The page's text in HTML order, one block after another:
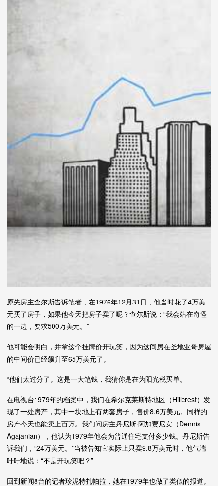
原先房主查尔斯告诉笔者，在1976年12月31日，他当时花了4万美
元买了房子，如果他今天把房子卖了呢？查尔斯说：“我会站在奇怪
的一边，要求500万美元。”
他可能会明白，并拿这个挂牌价开玩笑，因为这间房在圣地亚哥房屋
的中间价已经飙升至65万美元了。
“他们太过分了。这是一大笔钱，我猜你是在为阳光税买单。
在电视台1979年的档案中，我们在希尔克莱斯特地区（Hillcrest）发
现了一处房产，其中一块地上有两套房子，售价8.6万美元。同样的
房产今天也能卖上百万。我们问房主丹尼斯·阿加贾尼安（Dennis
Agajanian），他认为1979年他会为普通住宅支付多少钱。丹尼斯告
诉我们，“24万美元。”当被告知它实际上只卖9.8万美元时，他气喘
吁吁地说：“不是开玩笑吧？”
回到新闻8台的记者珍妮特扎帕拉，她在1979年也做了类似的报道。